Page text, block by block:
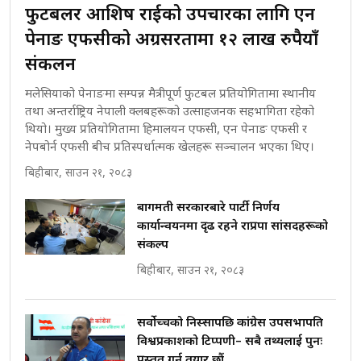
Expansion Dilemma |
SIDHAKURA |
SIDHAKURA ||
घुसको डिल गर्ने मन्त्रीकाे राजिनामा,
भूमिसुधार मन्त्रीलाई जोगाइदै ! ||
७८ लाख घुस खाने मन्त्री ! जोगाउने
प्रधानमन्त्री ? || SIDHAKURA ||
मन्त्री र पूर्व मन्त्रीको ७८ लाख घुस डिलको
अडियो | FULL AUDIO |
SIDHAKURA |
मन्त्री राजकुमारलाई घुस दिने विचौलीया
पूर्व मन्त्री रञ्जिता || SIDHAKURA ||
फुटबलर आशिष राईको उपचारका लागि एन
पेनाङ एफसीको अग्रसरतामा १२ लाख रुपैयाँ
संकलन
मलेसियाको पेनाङमा सम्पन्न मैत्रीपूर्ण फुटबल प्रतियोगितामा स्थानीय
तथा अन्तर्राष्ट्रिय नेपाली क्लबहरूको उत्साहजनक सहभागिता रहेको
थियो। मुख्य प्रतियोगितामा हिमालयन एफसी, एन पेनाङ एफसी र
नेपबोर्न एफसी बीच प्रतिस्पर्धात्मक खेलहरू सञ्चालन भएका थिए।
बिहीबार, साउन २१, २०८३
बागमती सरकारबारे पार्टी निर्णय
कार्यान्वयनमा दृढ रहने राप्रपा सांसदहरूको
संकल्प
बिहीबार, साउन २१, २०८३
सर्वोच्चको निस्सापछि कांग्रेस उपसभापति
विश्वप्रकाशको टिप्पणी– सबै तथ्यलाई पुनः